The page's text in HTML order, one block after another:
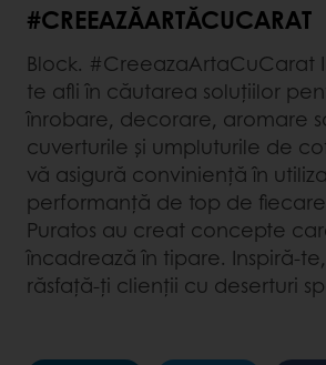
#CREEAZĂARTĂCUCARAT
Block. #CreeazaArtaCuCarat
te afli în căutarea soluțiilor
înrobare, decorare, aromare
cuverturile și umpluturile de
vă asigură conviniență în
performanță de top de
Puratos au creat concepte
încadrează în tipare. Inspiră-
răsfață-ți clienții cu deserturi